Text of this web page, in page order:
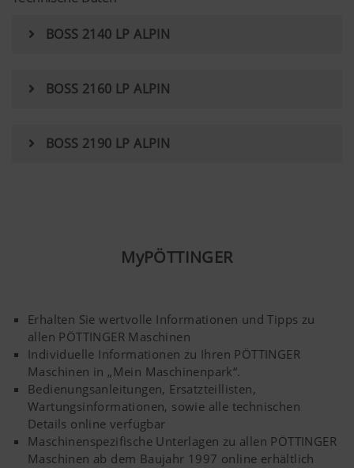
BOSS 2140 LP ALPIN
BOSS 2160 LP ALPIN
BOSS 2190 LP ALPIN
MyPÖTTINGER
Erhalten Sie wertvolle Informationen und Tipps zu
allen PÖTTINGER Maschinen
Individuelle Informationen zu Ihren PÖTTINGER
Maschinen in „Mein Maschinenpark“.
Bedienungsanleitungen, Ersatzteillisten,
Wartungsinformationen, sowie alle technischen
Details online verfügbar
Maschinenspezifische Unterlagen zu allen PÖTTINGER
Maschinen ab dem Baujahr 1997 online erhältlich